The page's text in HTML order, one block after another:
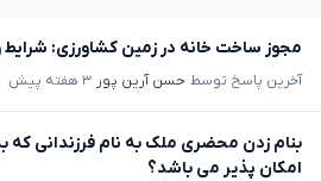
مجوز ساخت خانه در زمین کشاورزی: شرایط
آخرین پاسخ توسط حسن آرین پور ۳ هفته پیش
بنام زدن محضری ملک به نام فرزندانی که
امکان پذیر می باشد؟